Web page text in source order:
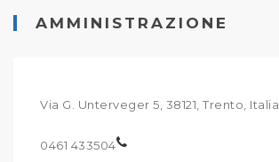
AMMINISTRAZIONE
Via G. Unterveger 5, 38121, Trento, Italia
0461 433504